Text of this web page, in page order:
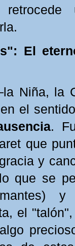
El
Niña, la
el
.
que
y
que se
el